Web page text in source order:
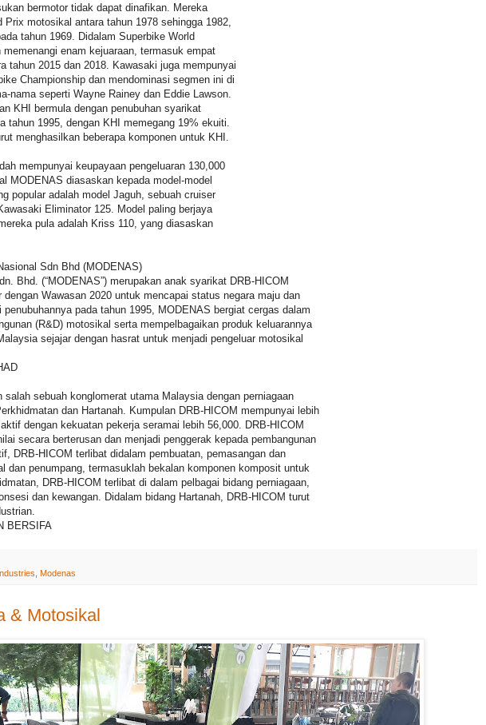
bermotor tidak dapat dinafikan. Mereka
motosikal antara tahun 1978 sehingga 1982,
tahun 1969. Didalam Superbike World
enam kejuaraan, termasuk empat
tahun 2015 dan 2018. Kawasaki juga mempunyai
Championship dan mendominasi segmen ini di
nama seperti Wayne Rainey dan Eddie Lawson.
KHI bermula dengan penubuhan syarikat
tahun 1995, dengan KHI memegang 19% ekuiti.
menghasilkan beberapa komponen untuk KHI.
mempunyai keupayaan pengeluaran 130,000
MODENAS diasaskan kepada model-model
popular adalah model Jaguh, sebuah cruiser
Eliminator 125. Model paling berjaya
pula adalah Kriss 110, yang diasaskan
Sdn Bhd (MODENAS)
Bhd. (“MODENAS”) merupakan anak syarikat DRB-HICOM
Wawasan 2020 untuk mencapai status negara maju dan
pada tahun 1995, MODENAS bergiat cergas dalam
(R&D) motosikal serta mempelbagaikan produk keluarannya
sejajar dengan hasrat untuk menjadi pengeluar motosikal
salah sebuah konglomerat utama Malaysia dengan perniagaan
dan Hartanah. Kumpulan DRB-HICOM mempunyai lebih
dengan kekuatan pekerja seramai lebih 56,000. DRB-HICOM
secara berterusan dan menjadi penggerak kepada pembangunan
DRB-HICOM terlibat didalam pembuatan, pemasangan dan
dan penumpang, termasuklah bekalan komponen komposit untuk
DRB-HICOM terlibat di dalam pelbagai bidang perniagaan,
dan kewangan. Didalam bidang Hartanah, DRB-HICOM turut
BERSIFA
Modenas
& Motosikal